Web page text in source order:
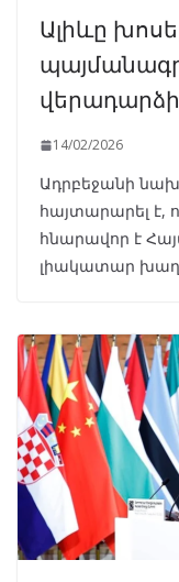
Ալիևը
14/02/2026
Ադրբեջանի
հայտարարել է,
հնարավոր է
լիակատար